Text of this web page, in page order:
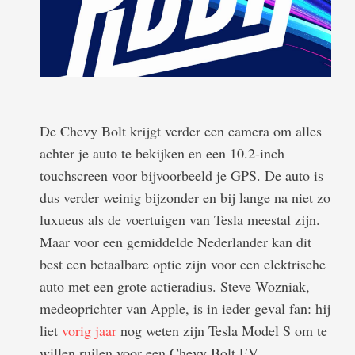
De Chevy Bolt krijgt verder een camera om alles
achter je auto te bekijken en een 10.2-inch
touchscreen voor bijvoorbeeld je GPS. De auto is
dus verder weinig bijzonder en bij lange na niet zo
luxueus als de voertuigen van Tesla meestal zijn.
Maar voor een gemiddelde Nederlander kan dit
best een betaalbare optie zijn voor een elektrische
auto met een grote actieradius. Steve Wozniak,
medeoprichter van Apple, is in ieder geval fan: hij
liet vorig jaar nog weten zijn Tesla Model S om te